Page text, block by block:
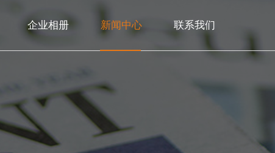
>
发展历程 >
企业相册 新闻中心
>
行业动态 >
联系我们
>